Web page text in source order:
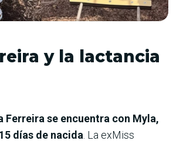
y la lactancia
Ferreira se encuentra con Myla,
días de nacida . La exMiss